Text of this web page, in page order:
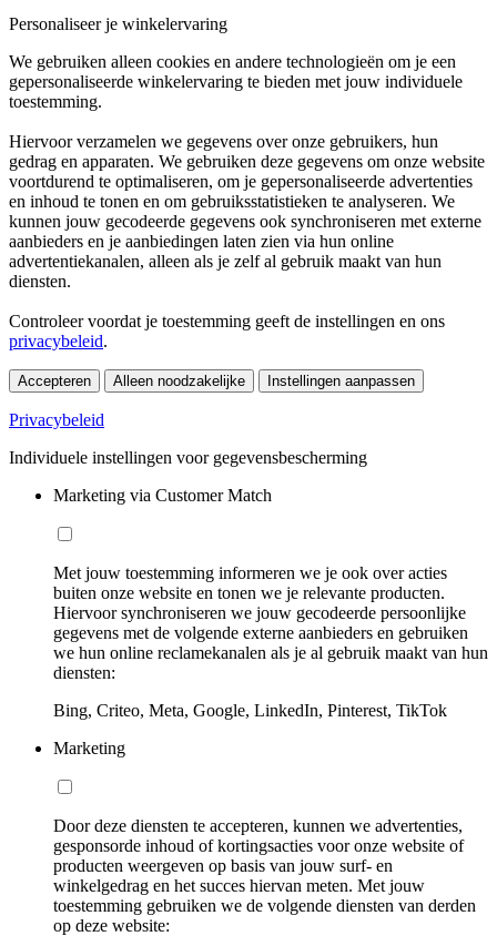
Personaliseer je winkelervaring
We gebruiken alleen cookies en andere technologieën om je een
gepersonaliseerde winkelervaring te bieden met jouw individuele
toestemming.
Hiervoor verzamelen we gegevens over onze gebruikers, hun
gedrag en apparaten. We gebruiken deze gegevens om onze website
voortdurend te optimaliseren, om je gepersonaliseerde advertenties
en inhoud te tonen en om gebruiksstatistieken te analyseren. We
kunnen jouw gecodeerde gegevens ook synchroniseren met externe
aanbieders en je aanbiedingen laten zien via hun online
advertentiekanalen, alleen als je zelf al gebruik maakt van hun
diensten.
Controleer voordat je toestemming geeft de instellingen en ons
privacybeleid.
Accepteren Alleen noodzakelijke Instellingen aanpassen
Privacybeleid
Individuele instellingen voor gegevensbescherming
Marketing via Customer Match
Met jouw toestemming informeren we je ook over acties
buiten onze website en tonen we je relevante producten.
Hiervoor synchroniseren we jouw gecodeerde persoonlijke
gegevens met de volgende externe aanbieders en gebruiken
we hun online reclamekanalen als je al gebruik maakt van hun
diensten:
Bing, Criteo, Meta, Google, LinkedIn, Pinterest, TikTok
Marketing
Door deze diensten te accepteren, kunnen we advertenties,
gesponsorde inhoud of kortingsacties voor onze website of
producten weergeven op basis van jouw surf- en
winkelgedrag en het succes hiervan meten. Met jouw
toestemming gebruiken we de volgende diensten van derden
op deze website: